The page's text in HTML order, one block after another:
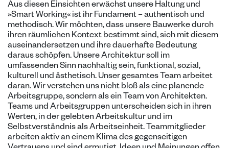
Aus diesen Einsichten erwächst unsere Haltung und
»Smart Working« ist ihr Fundament – authentisch und
methodisch. Wir möchten, dass unsere Bauwerke durch
ihren räumlichen Kontext bestimmt sind, sich mit diesem
auseinandersetzen und ihre dauerhafte Bedeutung
daraus schöpfen. Unsere Architektur soll im
umfassenden Sinn nachhaltig sein, funktional, sozial,
kulturell und ästhetisch. Unser gesamtes Team arbeitet
daran. Wir verstehen uns nicht bloß als eine planende
Arbeitsgruppe, sondern als ein Team von Architekten.
Teams und Arbeitsgruppen unterscheiden sich in ihren
Werten, in der gelebten Arbeitskultur und im
Selbstverständnis als Arbeitseinheit. Teammitglieder
arbeiten aktiv an einem Klima des gegenseitigen